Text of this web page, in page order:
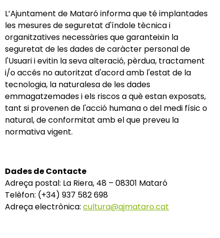
L’Ajuntament de Mataró informa que té implantades
les mesures de seguretat d'índole tècnica i
organitzatives necessàries que garanteixin la
seguretat de les dades de caràcter personal de
l'Usuari i evitin la seva alteració, pèrdua, tractament
i/o accés no autoritzat d'acord amb l'estat de la
tecnologia, la naturalesa de les dades
emmagatzemades i els riscos a què estan exposats,
tant si provenen de l'acció humana o del medi físic o
natural, de conformitat amb el que preveu la
normativa vigent.
Dades de Contacte
Adreça postal: La Riera, 48 – 08301 Mataró
Telèfon: (+34) 937 582 698
Adreça electrònica: cultura@ajmataro.cat